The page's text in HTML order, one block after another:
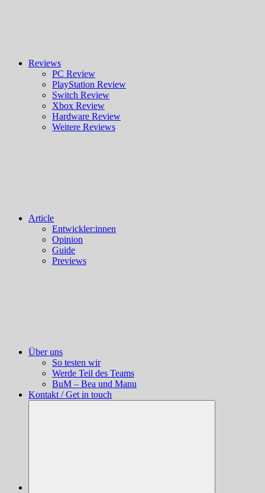
Reviews
PC Review
PlayStation Review
Switch Review
Xbox Review
Hardware Review
Weitere Reviews
Article
Entwickler:innen
Opinion
Guide
Previews
Über uns
So testen wir
Werde Teil des Teams
BuM – Bea und Manu
Kontakt / Get in touch